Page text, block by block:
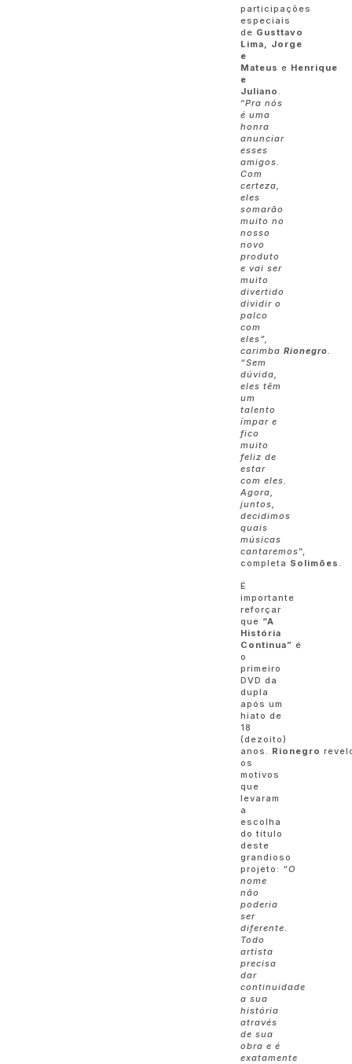
participações
especiais
de Gusttavo
Lima, Jorge
e
Mateus e Henrique
e
Juliano .
“Pra nós
é uma
honra
anunciar
esses
amigos.
Com
certeza,
eles
somarão
muito no
nosso
novo
produto
e vai ser
muito
divertido
dividir o
palco
com
eles”,
carimba Rionegro.
“Sem
dúvida,
eles têm
um
talento
ímpar e
fico
muito
feliz de
estar
com eles.
Agora,
juntos,
decidimos
quais
músicas
cantaremos”,
completa Solimões .
É
importante
reforçar
que “A
História
Continua” é
o
primeiro
DVD da
dupla
após um
hiato de
18
(dezoito)
anos. Rionegro
os
motivos
que
levaram
a
escolha
do título
deste
grandioso
projeto: “O
nome
não
poderia
ser
diferente.
Todo
artista
precisa
dar
continuidade
a sua
história
através
de sua
obra e é
exatamente